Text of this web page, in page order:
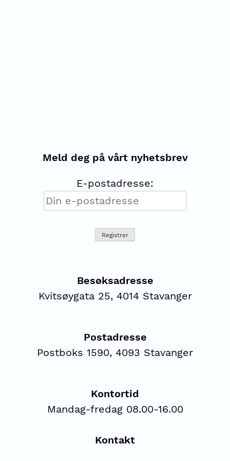
Meld deg på vårt nyhetsbrev
E-postadresse:
Besøksadresse
Kvitsøygata 25, 4014 Stavanger
Postadresse
Postboks 1590, 4093 Stavanger
Kontortid
Mandag-fredag 08.00-16.00
Kontakt